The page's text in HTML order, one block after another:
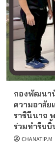
กองพัฒนา
ความอาลัย
ราชินีนาถ
ร่วมทำริบบิ้
CHANATIP.M